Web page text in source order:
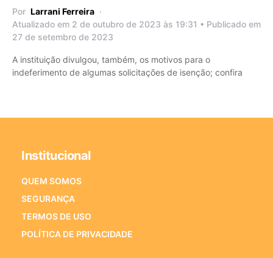
Por Larrani Ferreira
Atualizado em 2 de outubro de 2023 às 19:31 • Publicado em
27 de setembro de 2023
A instituição divulgou, também, os motivos para o
indeferimento de algumas solicitações de isenção; confira
Institucional
QUEM SOMOS
SEGURANÇA
TERMOS DE USO
POLÍTICA DE PRIVACIDADE